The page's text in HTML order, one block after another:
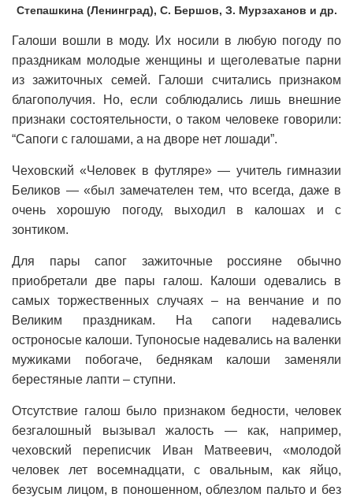
Степашкина (Ленинград), С. Бершов, З. Мурзаханов и др.
Галоши вошли в моду. Их носили в любую погоду по
праздникам молодые женщины и щеголеватые парни
из зажиточных семей. Галоши считались признаком
благополучия. Но, если соблюдались лишь внешние
признаки состоятельности, о таком человеке говорили:
“Сапоги с галошами, а на дворе нет лошади”.
Чеховский «Человек в футляре» — учитель гимназии
Беликов — «был замечателен тем, что всегда, даже в
очень хорошую погоду, выходил в калошах и с
зонтиком.
Для пары сапог зажиточные россияне обычно
приобретали две пары галош. Калоши одевались в
самых торжественных случаях – на венчание и по
Великим праздникам. На сапоги надевались
остроносые калоши. Тупоносые надевались на валенки
мужиками побогаче, беднякам калоши заменяли
берестяные лапти – ступни.
Отсутствие галош было признаком бедности, человек
безгалошный вызывал жалость — как, например,
чexoвский переписчик Иван Матвеевич, «молодой
чeлoвeк лет восемнадцати, с oвaльным, как яйцо,
безусым лицом, в поношенном, облезлом пaльтo и без